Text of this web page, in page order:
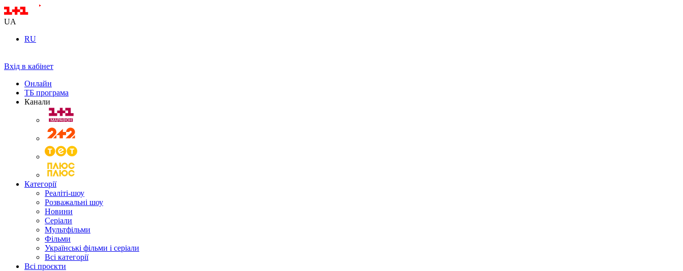
UA
RU
Вхід в кабінет
Онлайн
ТБ програма
Канали
Категорії
Реаліті-шоу
Розважальні шоу
Новини
Серіали
Мультфільми
Фільми
Українські фільми і серіали
Всі категорії
Всі проєкти